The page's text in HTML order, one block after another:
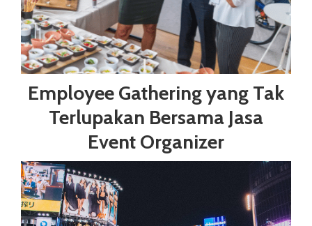
Employee Gathering yang Tak
Terlupakan Bersama Jasa
Event Organizer